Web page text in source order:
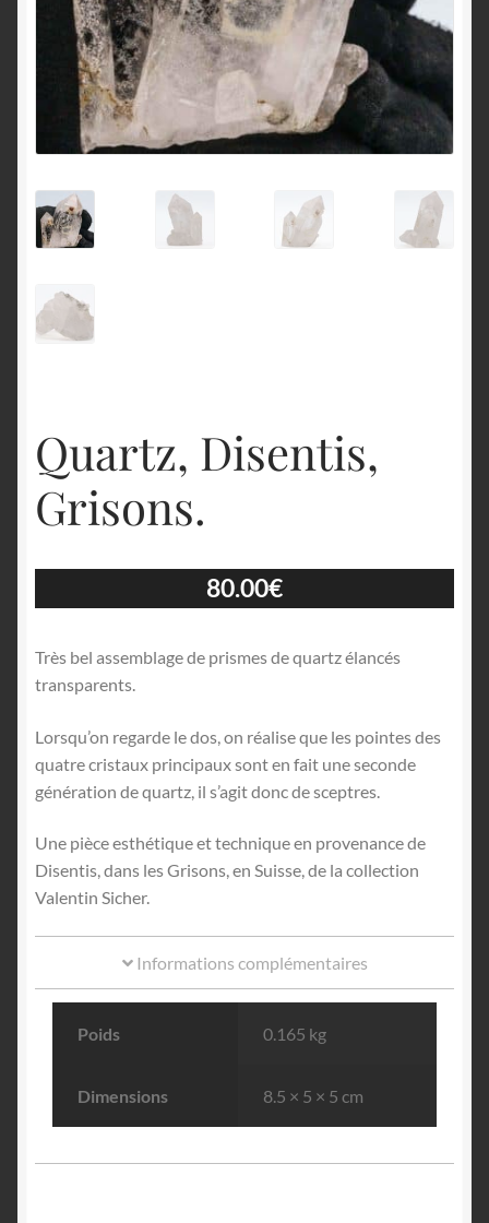
Quartz, Disentis,
Grisons.
80.00€
Très bel assemblage de prismes de quartz élancés
transparents.
Lorsqu’on regarde le dos, on réalise que les pointes des
quatre cristaux principaux sont en fait une seconde
génération de quartz, il s’agit donc de sceptres.
Une pièce esthétique et technique en provenance de
Disentis, dans les Grisons, en Suisse, de la collection
Valentin Sicher.
Informations complémentaires
Poids 0.165 kg
Dimensions 8.5 × 5 × 5 cm